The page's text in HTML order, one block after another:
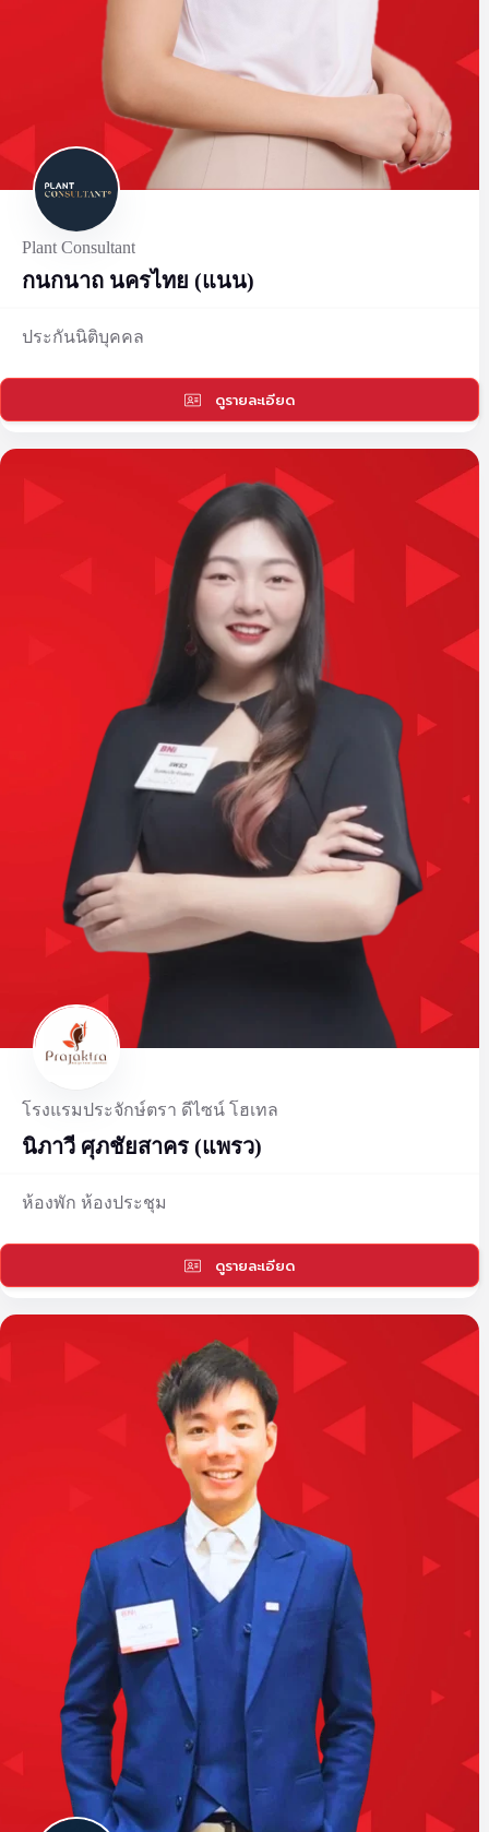
Plant Consultant
กนกนาถ นครไทย (แนน)
ประกันนิติบุคคล
ดูรายละเอียด
โรงแรมประจักษ์ตรา ดีไซน์ โฮเทล
นิภาวี ศุภชัยสาคร (แพรว)
ห้องพัก ห้องประชุม
ดูรายละเอียด